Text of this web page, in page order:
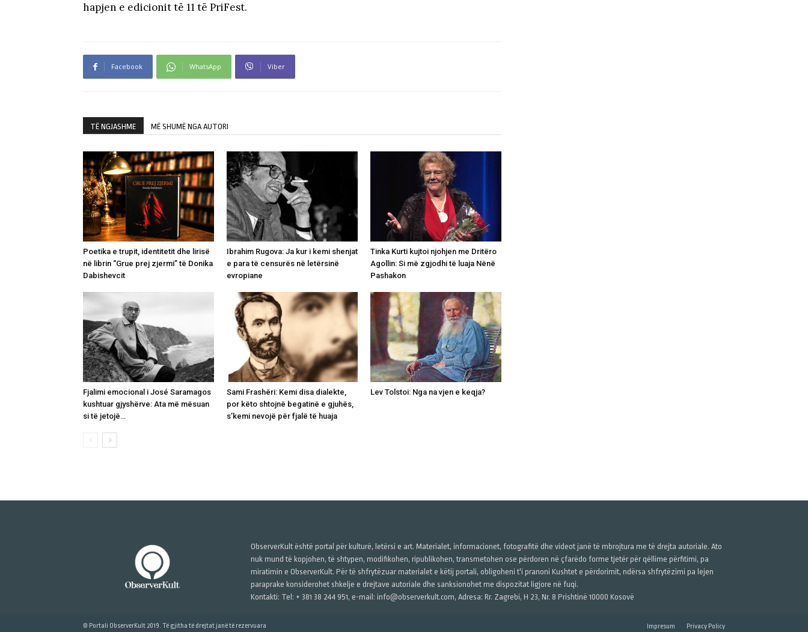
hapjen e edicionit të 11 të PriFest.
Facebook WhatsApp Viber
TË NGJASHME MË SHUMË NGA AUTORI
Poetika e trupit, identitetit dhe lirisë
në librin “Grue prej zjermi” të Donika
Dabishevcit
Ibrahim Rugova: Ja kur i kemi shenjat
e para të censurës në letërsinë
evropiane
Tinka Kurti kujtoi njohjen me Dritëro
Agollin: Si më zgjodhi të luaja Nënë
Pashakon
Fjalimi emocional i José Saramagos
kushtuar gjyshërve: Ata më mësuan
si të jetojë…
Sami Frashëri: Kemi disa dialekte,
por këto shtojnë begatinë e gjuhës,
s’kemi nevojë për fjalë të huaja
Lev Tolstoi: Nga na vjen e keqja?
ObserverKult është portal për kulturë, letërsi e art. Materialet, informacionet, fotografitë dhe videot janë të mbrojtura me të drejta autoriale. Ato
nuk mund të kopjohen, të shtypen, modifikohen, ripublikohen, transmetohen ose përdoren në çfarëdo forme tjetër për qëllime përfitimi, pa
miratimin e ObserverKult. Për të shfrytëzuar materialet e këtij portali, obligoheni t'i pranoni Kushtet e përdorimit, ndërsa shfrytëzimi pa lejen
paraprake konsiderohet shkelje e drejtave autoriale dhe sanksionohet me dispozitat ligjore në fuqi.
Kontakti: Tel: + 381 38 244 951, e-mail: info@observerkult.com, Adresa: Rr. Zagrebi, H 23, Nr. 8 Prishtinë 10000 Kosovë
Impresum Privacy Policy
© Portali ObserverKult 2019. Të gjitha të drejtat janë të rezervuara